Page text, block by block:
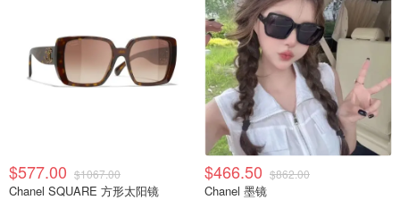
$577.00 $1067.00
Chanel SQUARE 方形太阳镜
$466.50 $862.00
Chanel 墨镜